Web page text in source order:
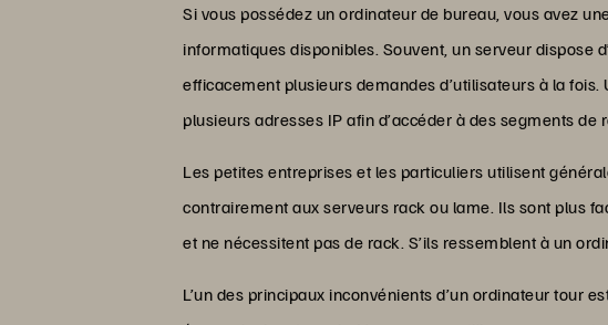
Si vous possédez un ordinateur de bureau, vous avez
informatiques disponibles. Souvent, un serveur dispose
efficacement plusieurs demandes d’utilisateurs à la
plusieurs adresses IP afin d’accéder à des segments de
Les petites entreprises et les particuliers utilisent
contrairement aux serveurs rack ou lame. Ils sont plus
et ne nécessitent pas de rack. S’ils ressemblent à un
L’un des principaux inconvénients d’un ordinateur tour